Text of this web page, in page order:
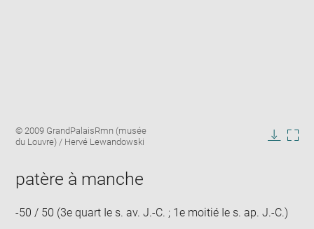
Image
caption:
© 2009 GrandPalaisRmn (musée
du Louvre) / Hervé Lewandowski
patère à manche
-50 / 50 (3e quart Ie s. av. J.-C. ; 1e moitié Ie s. ap. J.-C.)